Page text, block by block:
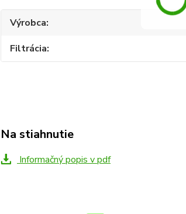
Výrobca
Filtrácia
Na stiahnutie
Informačný popis v pdf